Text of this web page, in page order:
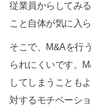
従業員からしてみ
こと自体が気に入
そこで、M&Aを行
られにくいです。
してしまうことも
対するモチベーシ